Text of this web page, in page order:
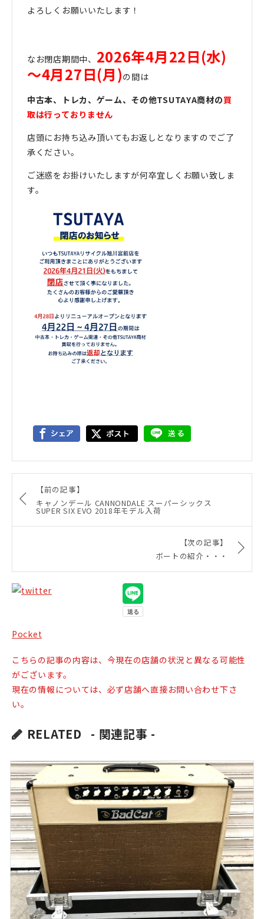
よろしくお願いいたします！
なお閉店期間中、 2026年4月22日(水)
～4月27日(月)の間は
中古本、トレカ、ゲーム、その他TSUTAYA商材の買
取は行っておりません
店頭にお持ち込み頂いてもお返しとなりますのでご了
承ください。
ご迷惑をお掛けいたしますが何卒宜しくお願い致しま
す。
【前の記事】
キャノンデール CANNONDALE スーパーシックス
SUPER SIX EVO 2018年モデル入荷
【次の記事】
ボートの紹介・・・
Pocket
こちらの記事の内容は、今現在の店舗の状況と異なる可能性
がございます。
現在の情報については、必ず店舗へ直接お問い合わせ下さ
い。
RELATED - 関連記事 -